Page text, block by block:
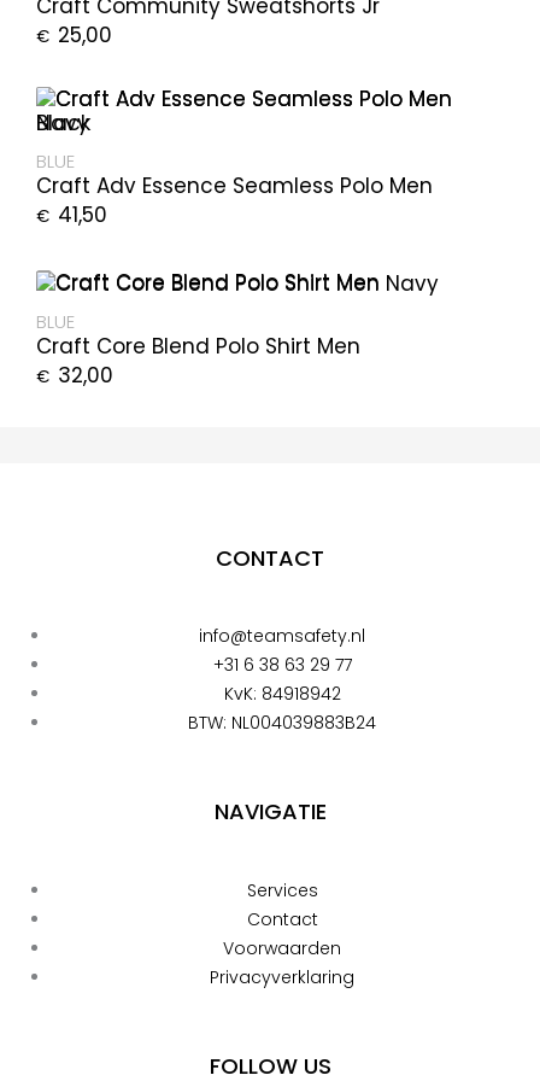
Craft Community Sweatshorts Jr
€ 25,00
BLUE
Craft Adv Essence Seamless Polo Men
€ 41,50
BLUE
Craft Core Blend Polo Shirt Men
€ 32,00
CONTACT
info@teamsafety.nl
+31 6 38 63 29 77
KvK: 84918942
BTW: NL004039883B24
NAVIGATIE
Services
Contact
Voorwaarden
Privacyverklaring
FOLLOW US